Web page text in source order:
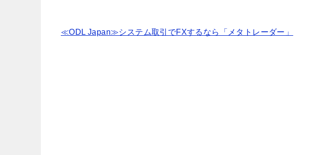
≪ODL Japan≫システム取引でFXするなら「メタトレーダー」